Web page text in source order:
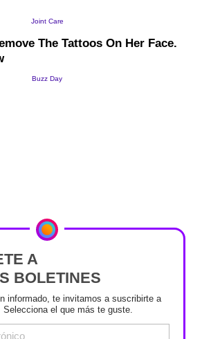
A
BOLETINES
informado, te invitamos a suscribirte a
Selecciona el que más te guste.